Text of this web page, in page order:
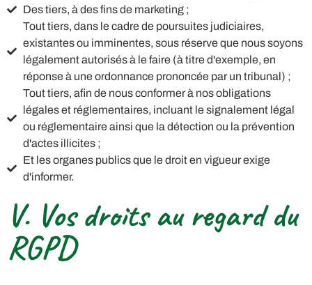
Des tiers, à des fins de marketing ;
Tout tiers, dans le cadre de poursuites judiciaires,
existantes ou imminentes, sous réserve que nous soyons
légalement autorisés à le faire (à titre d'exemple, en
réponse à une ordonnance prononcée par un tribunal) ;
Tout tiers, afin de nous conformer à nos obligations
légales et réglementaires, incluant le signalement légal
ou réglementaire ainsi que la détection ou la prévention
d'actes illicites ;
Et les organes publics que le droit en vigueur exige
d'informer.
V. Vos droits au regard du
RGPD